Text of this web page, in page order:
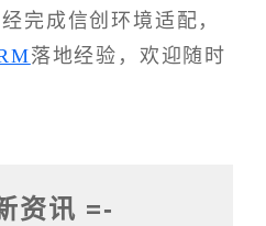
完成信创环境适配，
落地经验，欢迎随时
资讯 =-